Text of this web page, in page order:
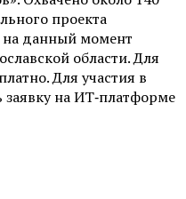
проекта
на данный момент
области. Для
Для участия в
заявку на ИТ‑платформе